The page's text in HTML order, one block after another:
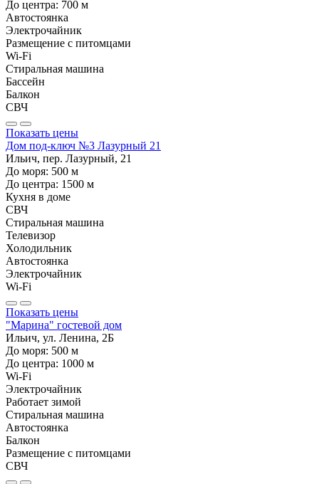
До центра: 700 м
Автостоянка
Электрочайник
Размещение с питомцами
Wi-Fi
Стиральная машина
Бассейн
Балкон
СВЧ
Показать цены
Дом под-ключ №3 Лазурный 21
Ильич, пер. Лазурный, 21
До моря: 500 м
До центра: 1500 м
Кухня в доме
СВЧ
Стиральная машина
Телевизор
Холодильник
Автостоянка
Электрочайник
Wi-Fi
Показать цены
"Марина" гостевой дом
Ильич, ул. Ленина, 2Б
До моря: 500 м
До центра: 1000 м
Wi-Fi
Электрочайник
Работает зимой
Стиральная машина
Автостоянка
Балкон
Размещение с питомцами
СВЧ